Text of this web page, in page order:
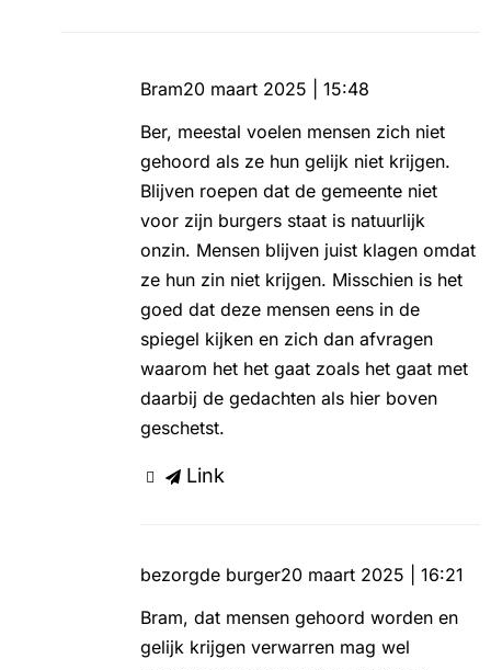
Bram20 maart 2025 | 15:48
Ber, meestal voelen mensen zich niet
gehoord als ze hun gelijk niet krijgen.
Blijven roepen dat de gemeente niet
voor zijn burgers staat is natuurlijk
onzin. Mensen blijven juist klagen omdat
ze hun zin niet krijgen. Misschien is het
goed dat deze mensen eens in de
spiegel kijken en zich dan afvragen
waarom het het gaat zoals het gaat met
daarbij de gedachten als hier boven
geschetst.
Link
bezorgde burger20 maart 2025 | 16:21
Bram, dat mensen gehoord worden en
gelijk krijgen verwarren mag wel